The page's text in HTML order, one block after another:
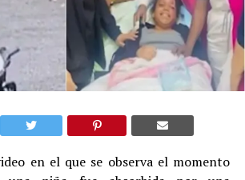
en el que se observa el momento